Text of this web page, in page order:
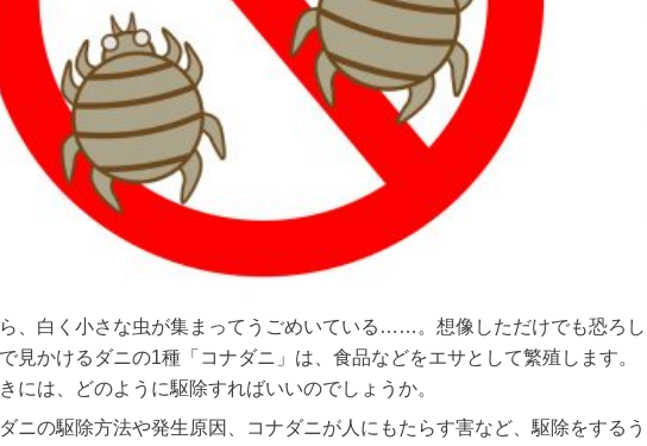
、白く小さな虫が集まってうごめいている……。想像しただけでも恐ろし
見かけるダニの1種「コナダニ」は、食品などをエサとして繁殖します。
には、どのように駆除すればいいのでしょうか。
ニの駆除方法や発生原因、コナダニが人にもたらす害など、駆除をするう